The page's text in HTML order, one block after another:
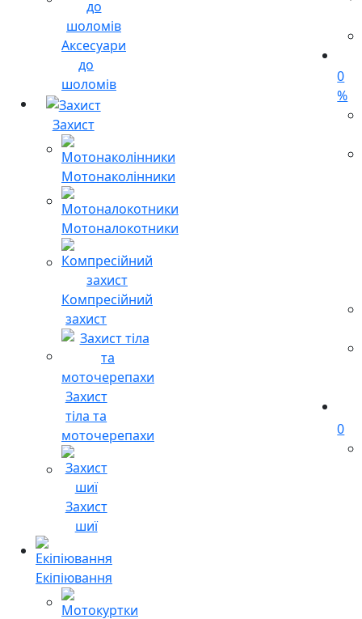
Аксесуари
до
шоломів
Захист
Мотонаколінники
Мотоналокотники
Компресійний
захист
Захист
тіла та
моточерепахи
Захист
шиї
Екіпіювання
0
%
0